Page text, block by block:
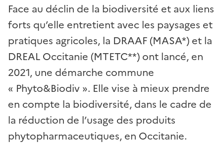
Face au déclin de la biodiversité et aux liens
forts qu’elle entretient avec les paysages et
pratiques agricoles, la DRAAF (MASA*) et la
DREAL Occitanie (MTETC**) ont lancé, en
2021, une démarche commune
« Phyto&Biodiv ». Elle vise à mieux prendre
en compte la biodiversité, dans le cadre de
la réduction de l’usage des produits
phytopharmaceutiques, en Occitanie.